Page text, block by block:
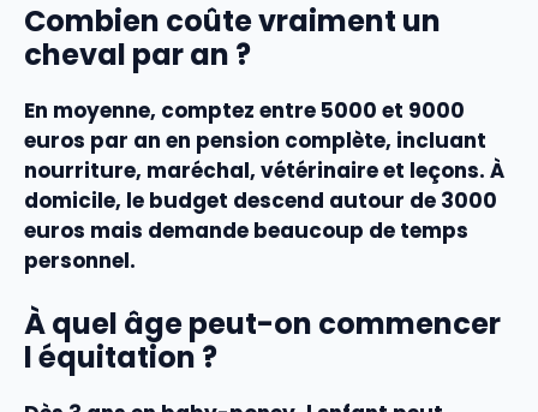
Combien coûte vraiment un
cheval par an ?
En moyenne, comptez entre 5000 et 9000
euros par an en pension complète, incluant
nourriture, maréchal, vétérinaire et leçons. À
domicile, le budget descend autour de 3000
euros mais demande beaucoup de temps
personnel.
À quel âge peut-on commencer
l équitation ?